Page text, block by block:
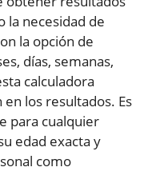
la necesidad de
la opción de
días, semanas,
calculadora
los resultados. Es
para cualquier
edad exacta y
como